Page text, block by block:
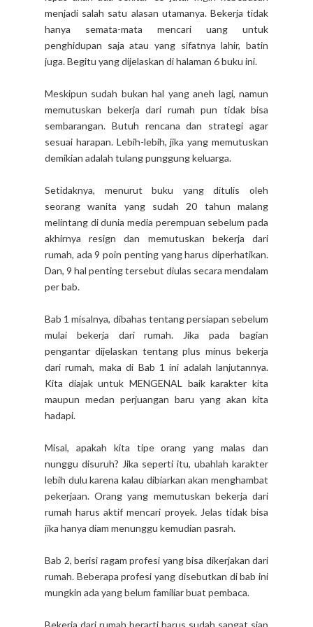
menjadi salah satu alasan utamanya. Bekerja tidak
hanya semata-mata mencari uang untuk
penghidupan saja atau yang sifatnya lahir, batin
juga. Begitu yang dijelaskan di halaman 6 buku ini.
Meskipun sudah bukan hal yang aneh lagi, namun
memutuskan bekerja dari rumah pun tidak bisa
sembarangan. Butuh rencana dan strategi agar
sesuai harapan. Lebih-lebih, jika yang memutuskan
demikian adalah tulang punggung keluarga.
Setidaknya, menurut buku yang ditulis oleh
seorang wanita yang sudah 20 tahun malang
melintang di dunia media perempuan sebelum pada
akhirnya resign dan memutuskan bekerja dari
rumah, ada 9 poin penting yang harus diperhatikan.
Dan, 9 hal penting tersebut diulas secara mendalam
per bab.
Bab 1 misalnya, dibahas tentang persiapan sebelum
mulai bekerja dari rumah. Jika pada bagian
pengantar dijelaskan tentang plus minus bekerja
dari rumah, maka di Bab 1 ini adalah lanjutannya.
Kita diajak untuk MENGENAL baik karakter kita
maupun medan perjuangan baru yang akan kita
hadapi.
Misal, apakah kita tipe orang yang malas dan
nunggu disuruh? Jika seperti itu, ubahlah karakter
lebih dulu karena kalau dibiarkan akan menghambat
pekerjaan. Orang yang memutuskan bekerja dari
rumah harus aktif mencari proyek. Jelas tidak bisa
jika hanya diam menunggu kemudian pasrah.
Bab 2, berisi ragam profesi yang bisa dikerjakan dari
rumah. Beberapa profesi yang disebutkan di bab ini
mungkin ada yang belum familiar buat pembaca.